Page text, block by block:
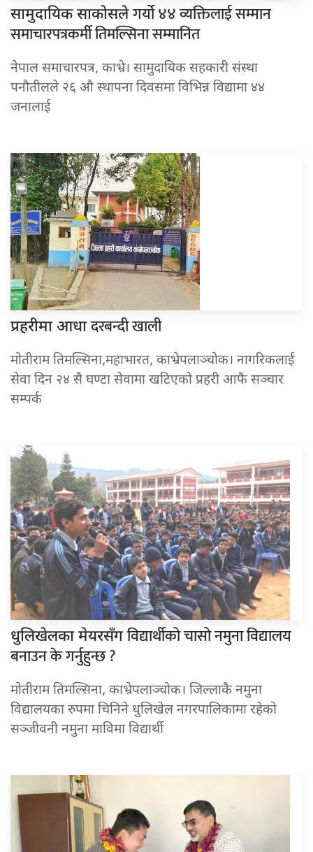
सामुदायिक साकोसलेगर्यो ४४ व्यक्तिलाई सम्मान
समाचारपत्रकर्मी तिमल्सिना सम्मानित
नेपाल समाचारपत्र, काभ्रे। सामुदायिक सहकारी संस्था
पनौतीलले २६ औ स्थापना दिवसमा विभिन्न विद्यामा ४४
जनालाई
प्रहरीमा आधादरबन्दी खाली
मोतीराम तिमल्सिना,महाभारत, काभ्रेपलाञ्चोक। नागरिकलाई
सेवा दिन २४ सै घण्टा सेवामा खटिएको प्रहरी आफै सञ्चार
सम्पर्क
धुलिखेलका मेयरसँगविद्यार्थीको चासो नमुना विद्यालय
बनाउन के गर्नुहुन्छ ?
मोतीराम तिमल्सिना, काभ्रेपलाञ्चोक। जिल्लाकै नमुना
विद्यालयका रुपमा चिनिने धुलिखेल नगरपालिकामा रहेको
सञ्जीवनी नमुना माविमा विद्यार्थी